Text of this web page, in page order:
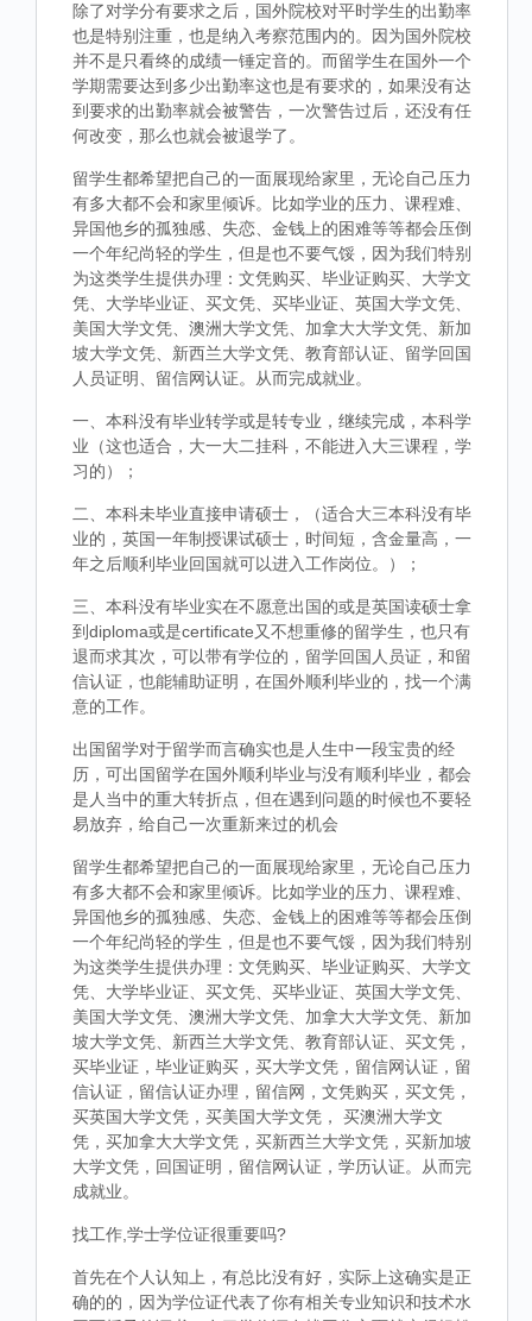
除了对学分有要求之后，国外院校对平时学生的出勤率
也是特别注重，也是纳入考察范围内的。因为国外院校
并不是只看终的成绩一锤定音的。而留学生在国外一个
学期需要达到多少出勤率这也是有要求的，如果没有达
到要求的出勤率就会被警告，一次警告过后，还没有任
何改变，那么也就会被退学了。
留学生都希望把自己的一面展现给家里，无论自己压力
有多大都不会和家里倾诉。比如学业的压力、课程难、
异国他乡的孤独感、失恋、金钱上的困难等等都会压倒
一个年纪尚轻的学生，但是也不要气馁，因为我们特别
为这类学生提供办理：文凭购买、毕业证购买、大学文
凭、大学毕业证、买文凭、买毕业证、英国大学文凭、
美国大学文凭、澳洲大学文凭、加拿大大学文凭、新加
坡大学文凭、新西兰大学文凭、教育部认证、留学回国
人员证明、留信网认证。从而完成就业。
一、本科没有毕业转学或是转专业，继续完成，本科学
业（这也适合，大一大二挂科，不能进入大三课程，学
习的）；
二、本科未毕业直接申请硕士，（适合大三本科没有毕
业的，英国一年制授课试硕士，时间短，含金量高，一
年之后顺利毕业回国就可以进入工作岗位。）；
三、本科没有毕业实在不愿意出国的或是英国读硕士拿
到diploma或是certificate又不想重修的留学生，也只有
退而求其次，可以带有学位的，留学回国人员证，和留
信认证，也能辅助证明，在国外顺利毕业的，找一个满
意的工作。
出国留学对于留学而言确实也是人生中一段宝贵的经
历，可出国留学在国外顺利毕业与没有顺利毕业，都会
是人当中的重大转折点，但在遇到问题的时候也不要轻
易放弃，给自己一次重新来过的机会
留学生都希望把自己的一面展现给家里，无论自己压力
有多大都不会和家里倾诉。比如学业的压力、课程难、
异国他乡的孤独感、失恋、金钱上的困难等等都会压倒
一个年纪尚轻的学生，但是也不要气馁，因为我们特别
为这类学生提供办理：文凭购买、毕业证购买、大学文
凭、大学毕业证、买文凭、买毕业证、英国大学文凭、
美国大学文凭、澳洲大学文凭、加拿大大学文凭、新加
坡大学文凭、新西兰大学文凭、教育部认证、买文凭，
买毕业证，毕业证购买，买大学文凭，留信网认证，留
信认证，留信认证办理，留信网，文凭购买，买文凭，
买英国大学文凭，买美国大学文凭， 买澳洲大学文
凭，买加拿大大学文凭，买新西兰大学文凭，买新加坡
大学文凭，回国证明，留信网认证，学历认证。从而完
成就业。
找工作,学士学位证很重要吗?
首先在个人认知上，有总比没有好，实际上这确实是正
确的的，因为学位证代表了你有相关专业知识和技术水